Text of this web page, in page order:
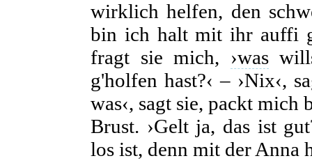
wirklich helfen, den
bin ich halt mit ihr auffi
fragt sie mich, ›was
g'holfen hast?‹ – ›Nix‹,
was‹, sagt sie, packt
Brust. ›Gelt ja, das ist
los ist, denn mit der Anna